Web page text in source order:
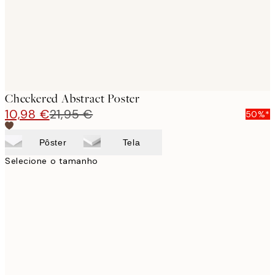
Checkered Abstract Poster
10,98 €21,95 € 50%*
Pôster Tela
Selecione o tamanho